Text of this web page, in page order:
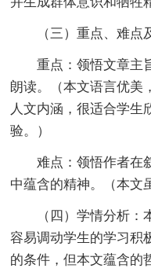
（三）重点、难点
重点：领悟文章主旨
朗读。（本文语言优美
人文内涵，很适合学生
验。）
难点：领悟作者在叙
中蕴含的精神。（本文
（四）学情分析：本
容易调动学生的学习积
的条件，但本文蕴含的